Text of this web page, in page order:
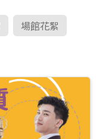
場館花絮